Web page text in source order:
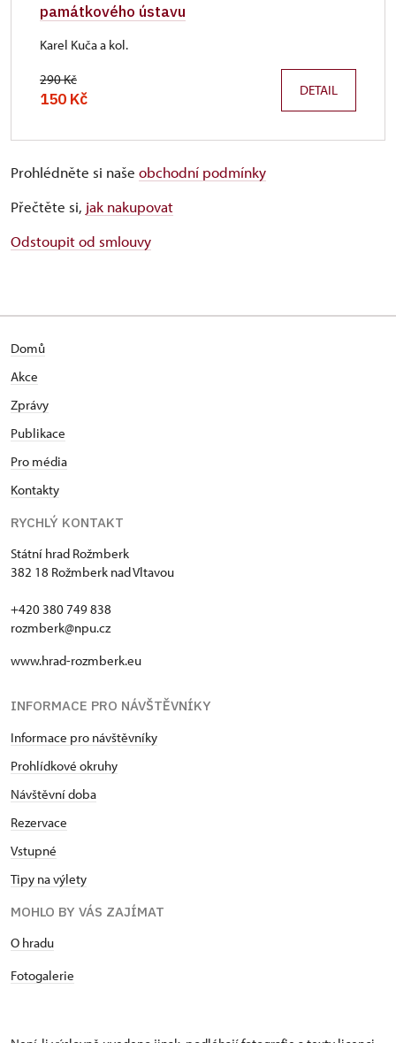
památkového ústavu
Karel Kuča a kol.
290 Kč
150 Kč DETAIL
Prohlédněte si naše obchodní podmínky
Přečtěte si, jak nakupovat
Odstoupit od smlouvy
Domů
Akce
Zprávy
Publikace
Pro média
Kontakty
RYCHLÝ KONTAKT
Státní hrad Rožmberk
382 18 Rožmberk nad Vltavou
+420 380 749 838
rozmberk@npu.cz
www.hrad-rozmberk.eu
INFORMACE PRO NÁVŠTĚVNÍKY
Informace pro návštěvníky
Prohlídkové okruhy
Návštěvní doba
Rezervace
Vstupné
Tipy na výlety
MOHLO BY VÁS ZAJÍMAT
O hradu
Fotogalerie